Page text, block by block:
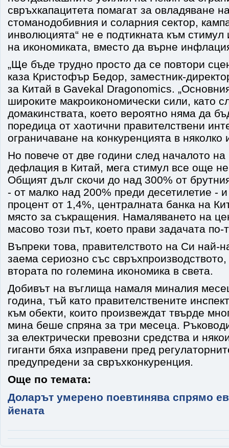
свръхкапацитета помагат за овладяване
стоманодобивния и соларния сектор,
инволюцията“ не е подтикната към
на икономиката, вместо да върне
„Ще бъде трудно просто да се повтори
каза Кристофър Бедор, заместник-
за Китай в Gavekal Dragonomics.
широките макроикономически сили, като
домакинствата, което вероятно няма да
поредица от хаотични правителствени
ограничаване на конкуренцията в няколко
Но повече от две години след началото на
дефлация в Китай, мега стимул все още
Общият дълг скочи до над 300% от
- от малко над 200% преди десетилетие -
процент от 1,4%, централната банка на
място за съкращения. Намаляването на
масово този път, което прави задачата по-
Въпреки това, правителството на Си най-
заема сериозно със свръхпроизводството,
втората по големина икономика в света.
Добивът на въглища намаля миналия
година, тъй като правителствените
към обекти, които произвеждат твърде
мина беше спряна за три месеца.
за електрически превозни средства и
гиганти бяха изправени пред
предупредени за свръхконкуренция.
Още по темата:
Доларът умерено поевтинява спрямо
йената